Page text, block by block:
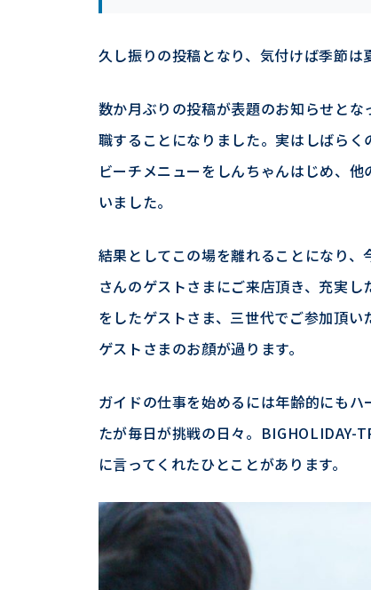
久し振りの投稿となり、気付けば季節は
数か月ぶりの投稿が表題のお知らせと
職することになりました。実はしばら
ビーチメニューをしんちゃんはじめ、
いました。
結果としてこの場を離れることになり
さんのゲストさまにご来店頂き、充実
をしたゲストさま、三世代でご参加頂い
ゲストさまのお顔が過ります。
ガイドの仕事を始めるには年齢的にも
たが毎日が挑戦の日々。BIGHOLIDAY-
に言ってくれたひとことがあります。